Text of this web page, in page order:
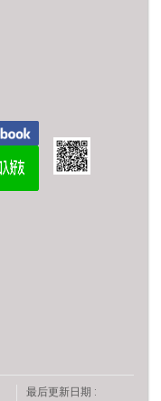
最后更新日期 :